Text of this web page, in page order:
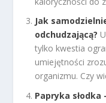
Jak
odchudzającą?
tylko kwestia
umiejętności
organizmu. Czy
Papryka